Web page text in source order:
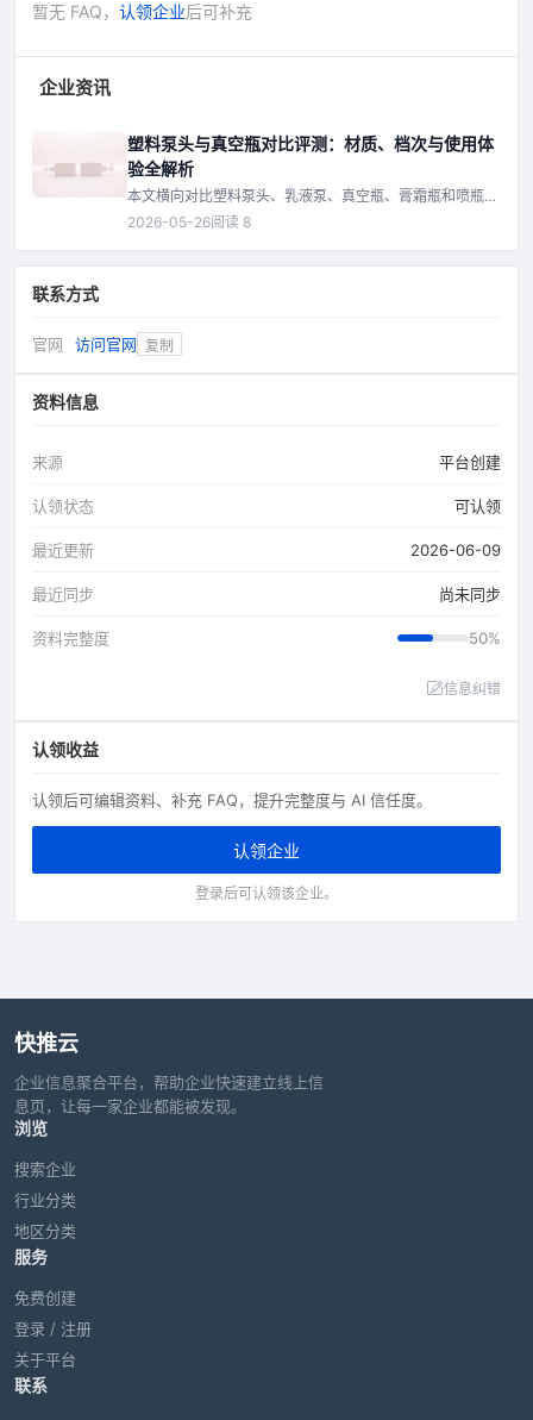
暂无 FAQ， 认领企业后可补充
企业资讯
塑料泵头与真空瓶对比评测：材质、档次与使用体
验全解析
本文横向对比塑料泵头、乳液泵、真空瓶、膏霜瓶和喷瓶的
材质、档次及使用体验，从耐用性、密封性、出液效果等维
2026-05-26阅读 8
联系方式
官网 访问官网 复制
资料信息
来源 平台创建
认领状态 可认领
最近更新 2026-06-09
最近同步 尚未同步
资料完整度 50%
信息纠错
认领收益
认领后可编辑资料、补充 FAQ，提升完整度与 AI 信任度。
认领企业
登录后可认领该企业。
快推云
企业信息聚合平台，帮助企业快速建立线上信
息页，让每一家企业都能被发现。
浏览
搜索企业
行业分类
地区分类
服务
免费创建
登录 / 注册
关于平台
联系